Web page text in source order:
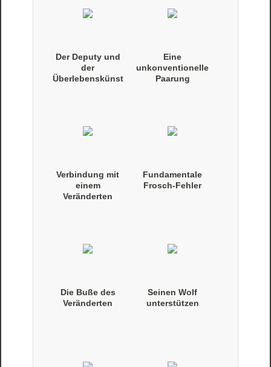
Der Deputy und
der
Überlebenskünst
Eine
unkonventionelle
Paarung
Verbindung mit
einem
Veränderten
Fundamentale
Frosch-Fehler
Die Buße des
Veränderten
Seinen Wolf
unterstützen